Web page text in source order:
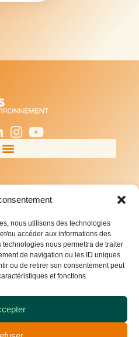
nous utilisons des technologies
ou accéder aux informations des
nous permettra de traiter
de navigation ou les ID uniques
ou de retirer son consentement peut
et fonctions.